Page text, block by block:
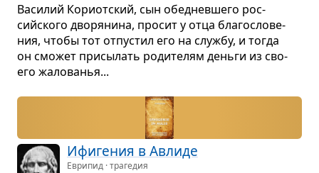
Васи­лий Кори­от­ский, сын обед­нев­шего рос­
сийского дво­ря­нина, про­сит у отца бла­го­сло­ве­
ния, чтобы тот отпу­стил его на службу, и тогда
он смо­жет при­сы­лать роди­те­лям деньги из сво­
его жало­ва­нья...
Ифи­ге­ния в Авлиде
Еврипид · трагедия